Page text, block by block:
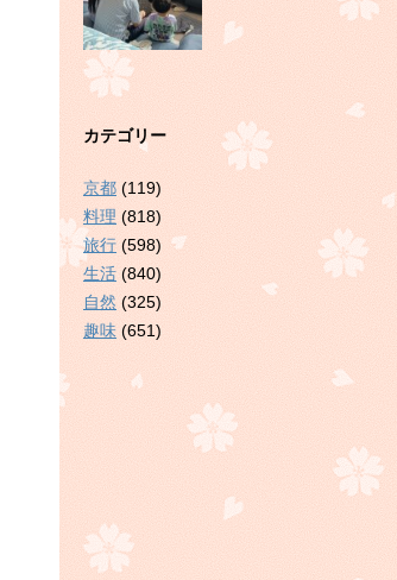
カテゴリー
京都 (119)
料理 (818)
旅行 (598)
生活 (840)
自然 (325)
趣味 (651)